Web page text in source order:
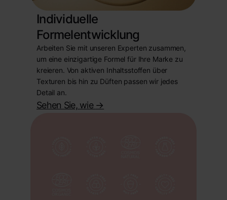
Individuelle
Formelentwicklung
Arbeiten Sie mit unseren Experten zusammen,
um eine einzigartige Formel für Ihre Marke zu
kreieren. Von aktiven Inhaltsstoffen über
Texturen bis hin zu Düften passen wir jedes
Detail an.
Sehen Sie, wie ->